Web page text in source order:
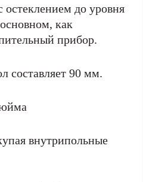
остеклением до уровня
как
прибор.
составляет 90 мм.
внутрипольные